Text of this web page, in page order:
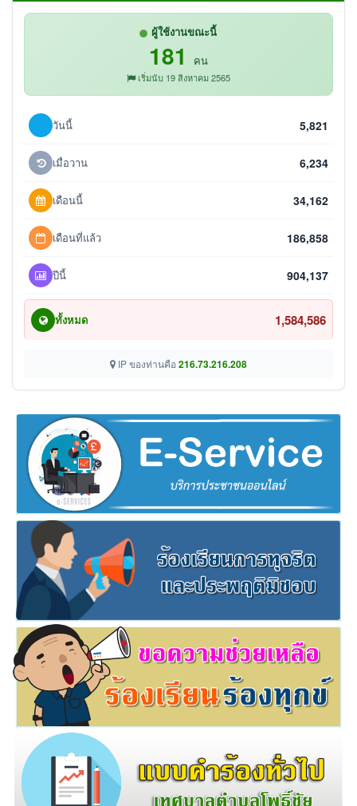
ผู้ใช้งานขณะนี้
181 คน
เริ่มนับ 19 สิงหาคม 2565
วันนี้ 5,821
เมื่อวาน 6,234
เดือนนี้ 34,162
เดือนที่แล้ว 186,858
ปีนี้ 904,137
ทั้งหมด 1,584,586
IP ของท่านคือ 216.73.216.208